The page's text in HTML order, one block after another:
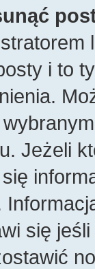
i to
Jeżeli
się